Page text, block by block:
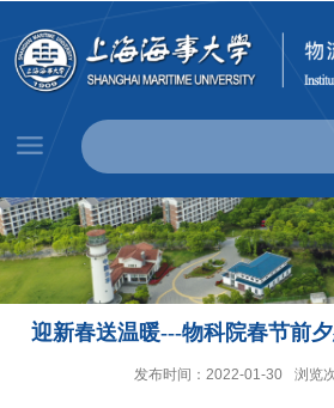
迎新春送温暖---物科院春节前
发布时间：2022-01-30 浏览